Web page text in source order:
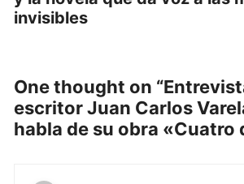
invisibles
One thought on “
escritor Juan Carlos
habla de su obra «Cuatro